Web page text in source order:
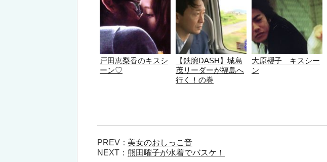
戸田恵梨香のキスシ
ーン♡
【鉄腕DASH】城島
茂リーダーが福島へ
行く！の巻
大原櫻子 キスシー
ン
PREV： 美女のおしっこ音
NEXT： 熊田曜子が水着でバスケ！